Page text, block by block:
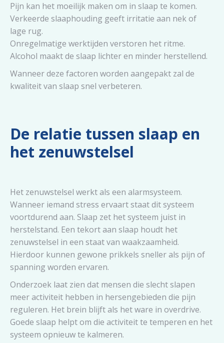
Pijn kan het moeilijk maken om in slaap te komen.
Verkeerde slaaphouding geeft irritatie aan nek of
lage rug.
Onregelmatige werktijden verstoren het ritme.
Alcohol maakt de slaap lichter en minder herstellend.
Wanneer deze factoren worden aangepakt zal de
kwaliteit van slaap snel verbeteren.
De relatie tussen slaap en
het zenuwstelsel
Het zenuwstelsel werkt als een alarmsysteem.
Wanneer iemand stress ervaart staat dit systeem
voortdurend aan. Slaap zet het systeem juist in
herstelstand. Een tekort aan slaap houdt het
zenuwstelsel in een staat van waakzaamheid.
Hierdoor kunnen gewone prikkels sneller als pijn of
spanning worden ervaren.
Onderzoek laat zien dat mensen die slecht slapen
meer activiteit hebben in hersengebieden die pijn
reguleren. Het brein blijft als het ware in overdrive.
Goede slaap helpt om die activiteit te temperen en het
systeem opnieuw te kalmeren.